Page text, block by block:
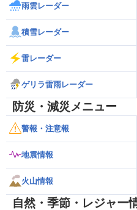
雨雲レーダー
積雪レーダー
雷レーダー
ゲリラ雷雨レーダー
防災・減災メニュー
警報・注意報
地震情報
火山情報
自然・季節・レジャー